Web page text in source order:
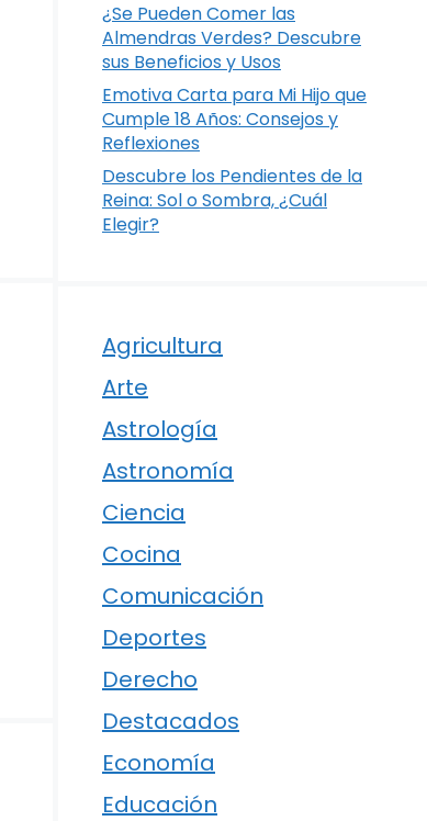
¿Se Pueden Comer las
Almendras Verdes? Descubre
sus Beneficios y Usos
Emotiva Carta para Mi Hijo que
Cumple 18 Años: Consejos y
Reflexiones
Descubre los Pendientes de la
Reina: Sol o Sombra, ¿Cuál
Elegir?
Agricultura
Arte
Astrología
Astronomía
Ciencia
Cocina
Comunicación
Deportes
Derecho
Destacados
Economía
Educación